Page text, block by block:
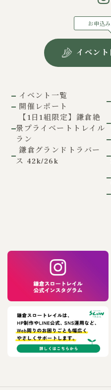
お申込
イベント
イベント一覧
開催レポート
【1日1組限定】鎌倉絶
景プライベートトレイル
ラン
鎌倉グランドトラバー
ス 42k/26k